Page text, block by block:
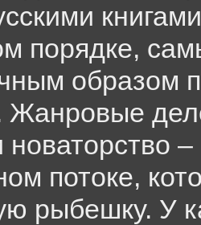
порядке,
образом
Жанровые
новаторство
потоке,
рыбешку. У